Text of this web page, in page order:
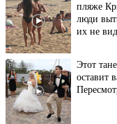
пляже
люди
их не
Этот
оставит